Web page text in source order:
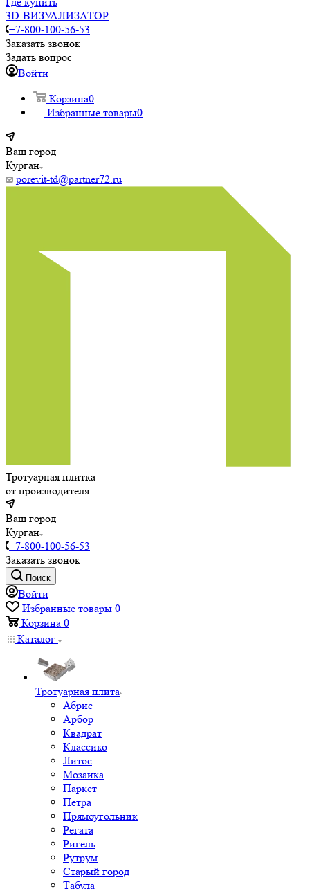
3D-ВИЗУАЛИЗАТОР
+7-800-100-56-53
Заказать звонок
Задать вопрос
Войти
Корзина0
Избранные товары0
Ваш город
Курган
porevit-td@partner72.ru
Тротуарная плитка
от производителя
Ваш город
Курган
+7-800-100-56-53
Заказать звонок
Поиск
Войти
Избранные товары 0
Корзина 0
Каталог
Тротуарная плита
Абрис
Арбор
Квадрат
Классико
Литос
Мозаика
Паркет
Петра
Прямоугольник
Регата
Ригель
Рутрум
Старый город
Табула